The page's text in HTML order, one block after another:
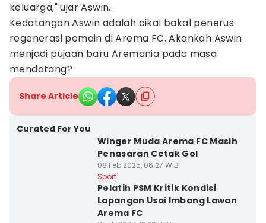
keluarga," ujar Aswin.
Kedatangan Aswin adalah cikal bakal penerus
regenerasi pemain di Arema FC. Akankah Aswin
menjadi pujaan baru Aremania pada masa
mendatang?
Share Article
Curated For You
Winger Muda Arema FC Masih
Penasaran Cetak Gol
08 Feb 2025, 06:27 WIB
Sport
Pelatih PSM Kritik Kondisi
Lapangan Usai Imbang Lawan
Arema FC